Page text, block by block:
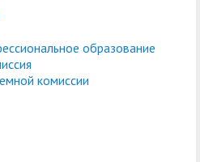
Информация о
предоставлении
академического
образование
комиссии